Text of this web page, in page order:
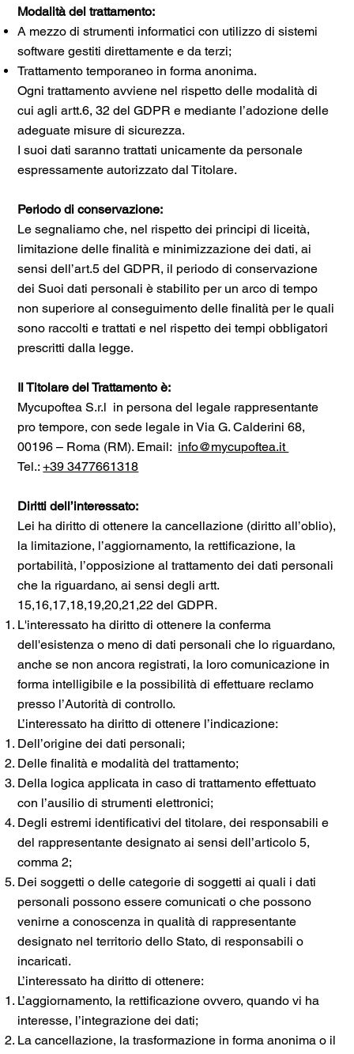
Modalità del trattamento:
A mezzo di strumenti informatici con utilizzo di sistemi
software gestiti direttamente e da terzi;
Trattamento temporaneo in forma anonima.
Ogni trattamento avviene nel rispetto delle modalità di
cui agli artt.6, 32 del GDPR e mediante l’adozione delle
adeguate misure di sicurezza.
I suoi dati saranno trattati unicamente da personale
espressamente autorizzato dal Titolare.
Periodo di conservazione:
Le segnaliamo che, nel rispetto dei principi di liceità,
limitazione delle finalità e minimizzazione dei dati, ai
sensi dell’art.5 del GDPR, il periodo di conservazione
dei Suoi dati personali è stabilito per un arco di tempo
non superiore al conseguimento delle finalità per le quali
sono raccolti e trattati e nel rispetto dei tempi obbligatori
prescritti dalla legge.
Il Titolare del Trattamento è:
Mycupoftea S.r.l in persona del legale rappresentante
pro tempore, con sede legale in Via G. Calderini 68,
00196 – Roma (RM). Email: info@mycupoftea.it
Tel.:+39 3477661318
Diritti dell’interessato:
Lei ha diritto di ottenere la cancellazione (diritto all’oblio),
la limitazione, l’aggiornamento, la rettificazione, la
portabilità, l’opposizione al trattamento dei dati personali
che la riguardano, ai sensi degli artt.
15,16,17,18,19,20,21,22 del GDPR.
L'interessato ha diritto di ottenere la conferma
dell'esistenza o meno di dati personali che lo riguardano,
anche se non ancora registrati, la loro comunicazione in
forma intelligibile e la possibilità di effettuare reclamo
presso l’Autorità di controllo.
L’interessato ha diritto di ottenere l’indicazione:
Dell’origine dei dati personali;
Delle finalità e modalità del trattamento;
Della logica applicata in caso di trattamento effettuato
con l’ausilio di strumenti elettronici;
Degli estremi identificativi del titolare, dei responsabili e
del rappresentante designato ai sensi dell’articolo 5,
comma 2;
Dei soggetti o delle categorie di soggetti ai quali i dati
personali possono essere comunicati o che possono
venirne a conoscenza in qualità di rappresentante
designato nel territorio dello Stato, di responsabili o
incaricati.
L’interessato ha diritto di ottenere:
L’aggiornamento, la rettificazione ovvero, quando vi ha
interesse, l’integrazione dei dati;
La cancellazione, la trasformazione in forma anonima o il